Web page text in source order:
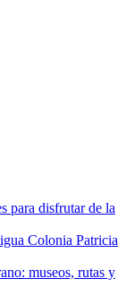
para disfrutar de la
Colonia Patricia
museos, rutas y